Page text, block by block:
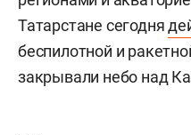
Татарстане сегодня
беспилотной и
закрывали небо над